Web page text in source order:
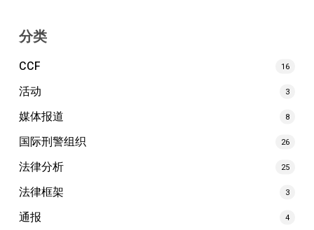
分类
CCF
16
活动 3
媒体报道 8
国际刑警组织 26
法律分析 25
法律框架 3
通报 4